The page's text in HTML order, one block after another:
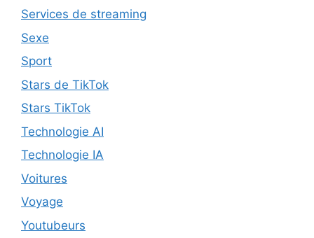
Services de streaming
Sexe
Sport
Stars de TikTok
Stars TikTok
Technologie AI
Technologie IA
Voitures
Voyage
Youtubeurs